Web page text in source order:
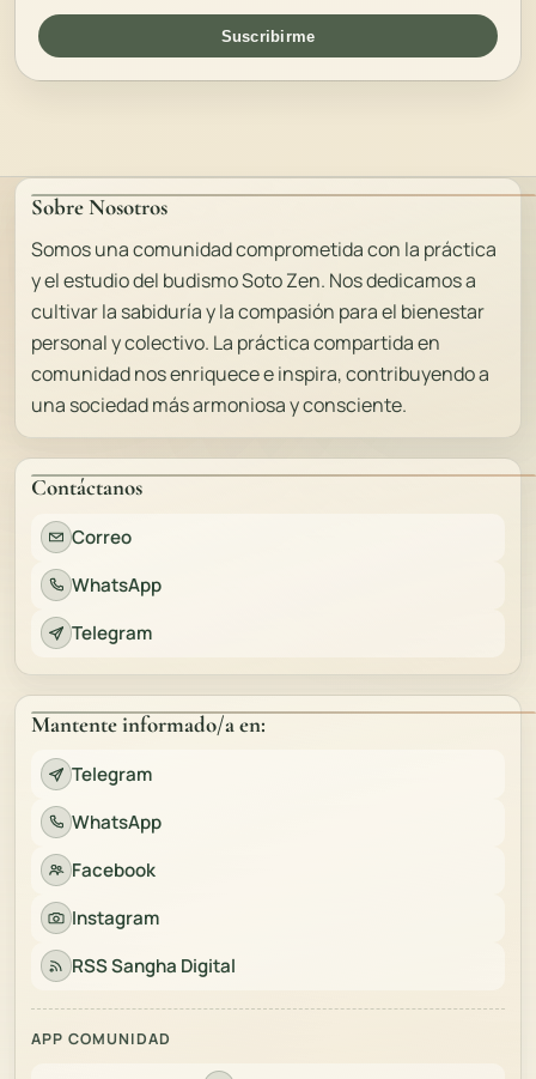
Suscribirme
Sobre Nosotros
Somos una comunidad comprometida con la práctica
y el estudio del budismo Soto Zen. Nos dedicamos a
cultivar la sabiduría y la compasión para el bienestar
personal y colectivo. La práctica compartida en
comunidad nos enriquece e inspira, contribuyendo a
una sociedad más armoniosa y consciente.
Contáctanos
Correo
WhatsApp
Telegram
Mantente informado/a en:
Telegram
WhatsApp
Facebook
Instagram
RSS Sangha Digital
APP COMUNIDAD